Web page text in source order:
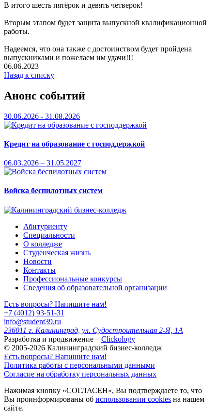
В итого шесть пятёрок и девять четверок!
Вторым этапом будет защита выпускной квалификационной
работы.
Надеемся, что она также с достоинством будет пройдена
выпускниками и пожелаем им удачи!!!
06.06.2023
Назад к списку
Анонс событий
30.06.2026 - 31.08.2026
Кредит на образование с господдержкой
06.03.2026 – 31.05.2027
Войска беспилотных систем
Абитуриенту
Специальности
О колледже
Студенческая жизнь
Новости
Контакты
Профессиональные конкурсы
Сведения об образовательной организации
Есть вопросы? Напишите нам!
+7 (4012) 93-51-31
info@student39.ru
236011 г. Калининград, ул. Судостроительная 2-Я, 1А
Разработка и продвижение – Clickology
© 2005-2026 Калининградский бизнес-колледж
Есть вопросы? Напишите нам!
Политика работы с персональными данными
Согласие на обработку персональных данных
Нажимая кнопку «СОГЛАСЕН», Вы подтверждаете то, что
Вы проинформированы об использовании cookies на нашем
сайте.